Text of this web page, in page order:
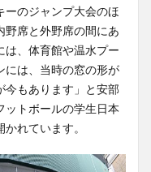
のジャンプ大会のほ
野席と外野席の間にあ
は、体育館や温水プー
には、当時の窓の形が
今もあります」と安部
ットボールの学生日本
れています。